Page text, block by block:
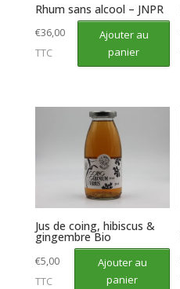
Rhum sans alcool – JNPR
€36,00
TTC
Ajouter au
panier
Jus de coing, hibiscus &
gingembre Bio
€5,00
TTC
Ajouter au
panier